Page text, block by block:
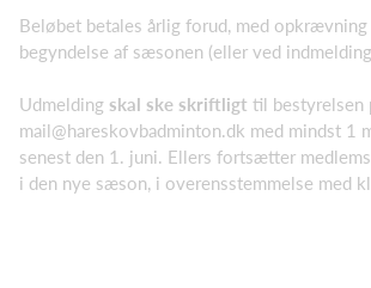
Beløbet betales årlig forud, med
begyndelse af sæsonen (eller ved
Udmelding skal ske skriftligt til bestyrelsen
mail@hareskovbadminton.dk med mindst 1
senest den 1. juni. Ellers fortsætter
i den nye sæson, i overensstemmelse med